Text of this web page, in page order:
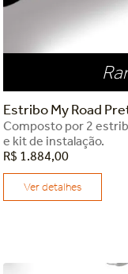
Estribo My Road
Composto por 2
e kit de instalação.
R$ 1 .884,00
Ver detalhes